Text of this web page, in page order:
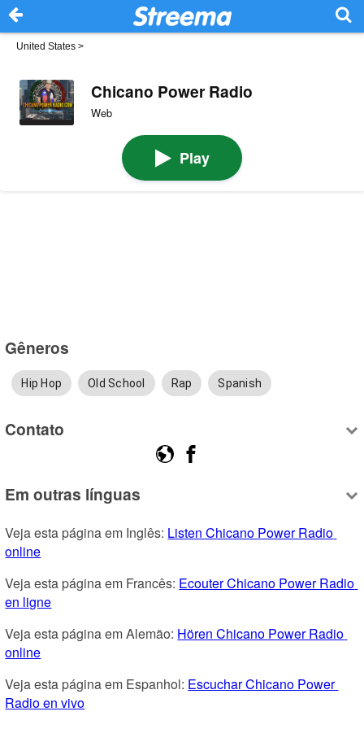
United States >
Chicano Power Radio
Web
Play
Gêneros
Hip Hop Old School Rap Spanish
Contato
Em outras línguas
Veja esta página em Inglês: Listen Chicano Power Radio
online
Veja esta página em Francês: Ecouter Chicano Power Radio
en ligne
Veja esta página em Alemão: Hören Chicano Power Radio
online
Veja esta página em Espanhol: Escuchar Chicano Power
Radio en vivo